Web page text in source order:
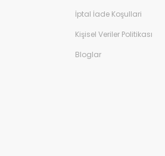
İptal İade Koşullari
Kişisel Veriler Politikası
Bloglar